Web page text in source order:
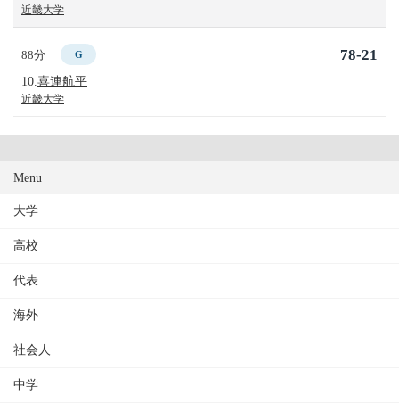
近畿大学
88分 G
10. 喜連航平
近畿大学
78-21
Menu
大学
高校
代表
海外
社会人
中学